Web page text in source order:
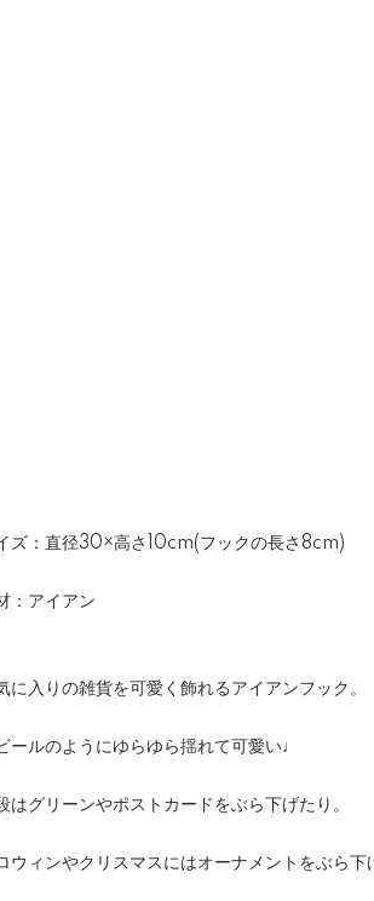
ズ：直径30×高さ10cm(フックの長さ8cm)
：アイアン
に入りの雑貨を可愛く飾れるアイアンフック。
ールのようにゆらゆら揺れて可愛い♩
はグリーンやポストカードをぶら下げたり。
ウィンやクリスマスにはオーナメントをぶら下